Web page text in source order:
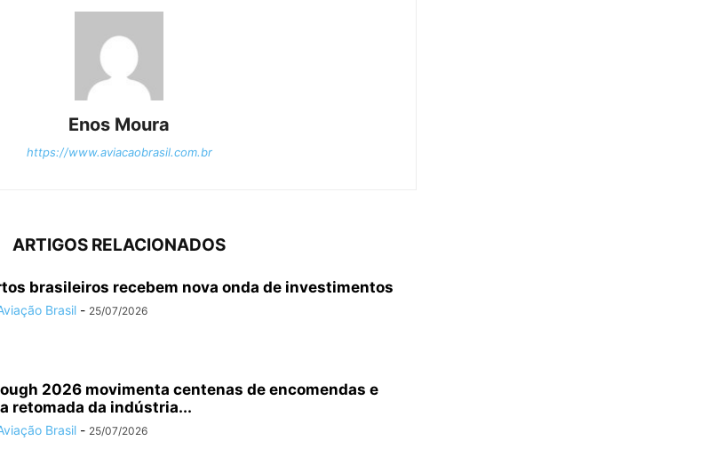
Enos Moura
https://www.aviacaobrasil.com.br
ARTIGOS RELACIONADOS
brasileiros recebem nova onda de investimentos
Brasil - 25/07/2026
2026 movimenta centenas de encomendas e
retomada da indústria...
Brasil - 25/07/2026